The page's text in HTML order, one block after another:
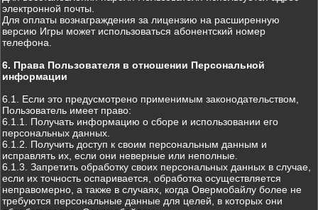
электронной почты.
Для оплаты вознаграждения за лицензию на расширенную
версию Игры может использоваться абонентский номер
телефона.
6. Права Пользователя в отношении Персональной
информации
6.1. Если это предусмотрено применимым законодательством,
Пользователь имеет право:
6.1.1. Получать информацию о сборе и использовании его
персональных данных.
6.1.2. Получить доступ к своим персональным данным и
исправлять их, если они неверные или неполные.
6.1.3. Запретить обработку своих персональных данных в случае,
если их точность оспаривается, обработка осуществляется
неправомерно, а также в случаях, когда Овермобайлу более не
требуются персональные данные для целей, в которых они